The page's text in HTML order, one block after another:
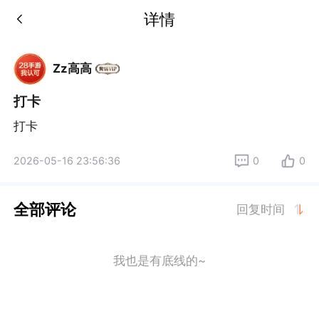
详情
Zz高高
打卡
打卡
2026-05-16 23:56:36 0 0
全部评论 回复时间
我也是有底线的~